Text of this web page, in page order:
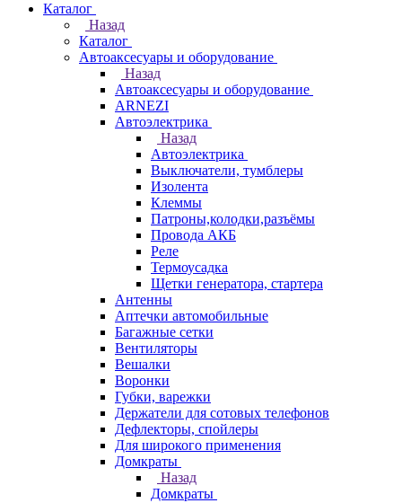
Каталог
Назад
Каталог
Автоаксесуары и оборудование
Назад
Автоаксесуары и оборудование
ARNEZI
Автоэлектрика
Назад
Автоэлектрика
Выключатели, тумблеры
Изолента
Клеммы
Патроны,колодки,разъёмы
Провода АКБ
Реле
Термоусадка
Щетки генератора, стартера
Антенны
Аптечки автомобильные
Багажные сетки
Вентиляторы
Вешалки
Воронки
Губки, варежки
Держатели для сотовых телефонов
Дефлекторы, спойлеры
Для широкого применения
Домкраты
Назад
Домкраты